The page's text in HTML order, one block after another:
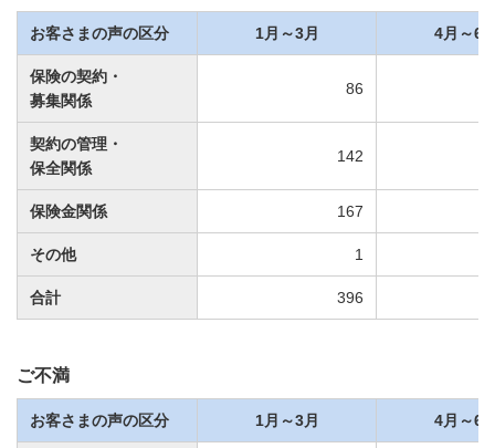
お客さまの声の区分 1月～3月 4月～6
保険の契約・
募集関係
86
契約の管理・
保全関係
142
保険金関係 167
その他 1
合計 396
ご不満
お客さまの声の区分 1月～3月 4月～6